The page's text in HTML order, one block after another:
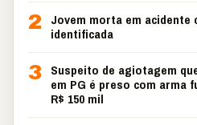
2
Jovem morta em
identificada
3 Suspeito de agiotagem
em PG é preso com arma
R$ 150 mil